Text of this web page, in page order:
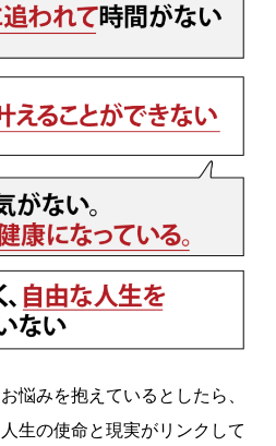
悩みを抱えているとしたら、
生の使命と現実がリンクして